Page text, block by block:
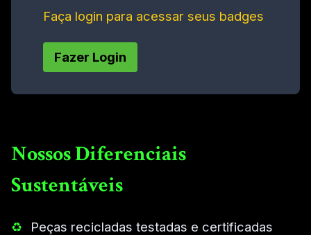
Faça login para acessar seus badges
Fazer Login
Nossos Diferenciais
Sustentáveis
♻️
Peças recicladas testadas e certificadas